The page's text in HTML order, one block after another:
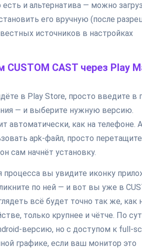
и альтернатива — можно
его вручную (после
источников в настройках
CUSTOM CAST через Play
в Play Store, просто введите в
— и выберите нужную версию.
автоматически, как на телефоне.
apk-файл, просто
сам начнёт установку.
процесса вы увидите иконку
по ней — и вот вы уже в
всё будет точно так же, как
только крупнее и чётче. По
версию, но с доступом к full-
графике, если ваш монитор это